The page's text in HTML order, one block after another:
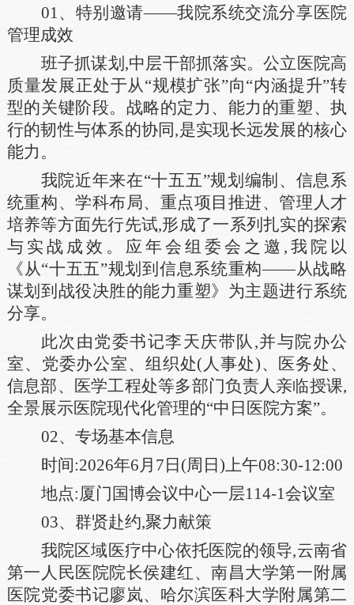
01、特别邀请——我院系统交流分享医院
管理成效
班子抓谋划,中层干部抓落实。公立医院高
质量发展正处于从“规模扩张”向“内涵提升”转
型的关键阶段。战略的定力、能力的重塑、执
行的韧性与体系的协同,是实现长远发展的核心
能力。
我院近年来在“十五五”规划编制、信息系
统重构、学科布局、重点项目推进、管理人才
培养等方面先行先试,形成了一系列扎实的探索
与实战成效。应年会组委会之邀,我院以
《从“十五五”规划到信息系统重构——从战略
谋划到战役决胜的能力重塑》为主题进行系统
分享。
此次由党委书记李天庆带队,并与院办公
室、党委办公室、组织处(人事处)、医务处、
信息部、医学工程处等多部门负责人亲临授课,
全景展示医院现代化管理的“中日医院方案”。
02、专场基本信息
时间:2026年6月7日(周日)上午08:30-12:00
地点:厦门国博会议中心一层114-1会议室
03、群贤赴约,聚力献策
我院区域医疗中心依托医院的领导,云南省
第一人民医院院长侯建红、南昌大学第一附属
医院党委书记廖岚、哈尔滨医科大学附属第二